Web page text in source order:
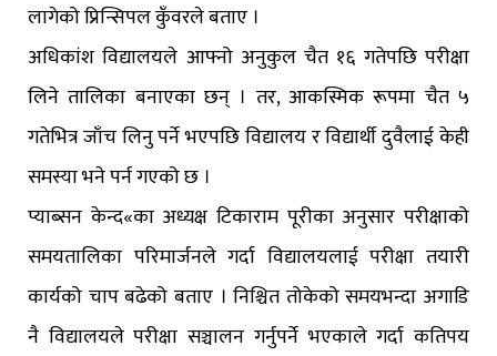
लागेको प्रिन्सिपल कुँवरले बताए ।
अधिकांश विद्यालयले आफ्नो अनुकुल चैत १६ गतेपछि परीक्षा
लिने तालिका बनाएका छन् । तर, आकस्मिक रूपमा चैत ५
गतेभित्र जाँच लिनु पर्ने भएपछि विद्यालय र विद्यार्थी दुवैलाई केही
समस्या भने पर्न गएको छ ।
प्याब्सन केन्द«का अध्यक्ष टिकाराम पूरीका अनुसार परीक्षाको
समयतालिका परिमार्जनले गर्दा विद्यालयलाई परीक्षा तयारी
कार्यको चाप बढेको बताए । निश्चित तोकेको समयभन्दा अगाडि
नै विद्यालयले परीक्षा सञ्चालन गर्नुपर्ने भएकाले गर्दा कतिपय